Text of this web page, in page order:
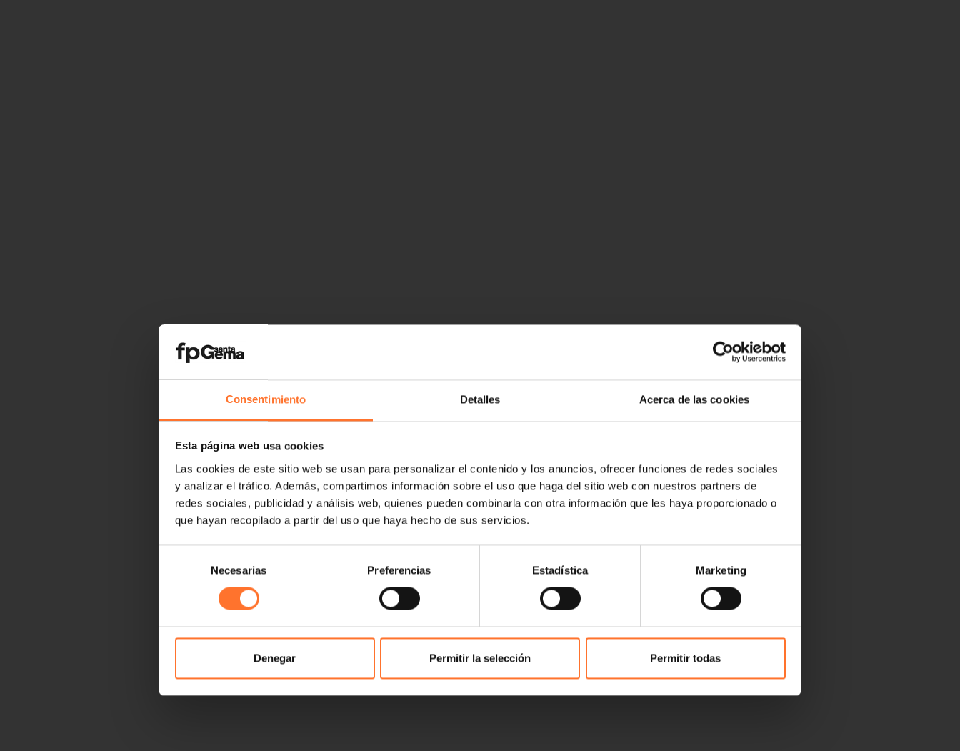
Consentimiento Detalles Acerca de las cookies
Esta página web usa cookies
Las cookies de este sitio web se usan para personalizar el contenido y los anuncios, ofrecer funciones de redes sociales
y analizar el tráfico. Además, compartimos información sobre el uso que haga del sitio web con nuestros partners de
redes sociales, publicidad y análisis web, quienes pueden combinarla con otra información que les haya proporcionado o
que hayan recopilado a partir del uso que haya hecho de sus servicios.
consentimiento
Necesarias Preferencias Estadística Marketing
Denegar Permitir la selección Permitir todas